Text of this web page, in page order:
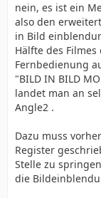
nein, es ist ein
also den
in Bild
Hälfte des
Fernbedienung
"BILD IN BILD
landet man an
Angle2 .
Dazu muss
Register
Stelle zu
die